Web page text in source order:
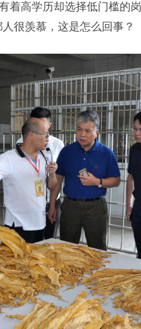
着高学历却选择低门槛的
很羡慕，这是怎么回事？